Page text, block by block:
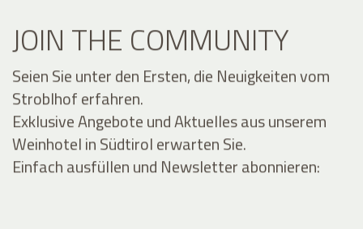
JOIN THE COMMUNITY
Seien Sie unter den Ersten, die Neuigkeiten vom
Stroblhof erfahren.
Exklusive Angebote und Aktuelles aus unserem
Weinhotel in Südtirol erwarten Sie.
Einfach ausfüllen und Newsletter abonnieren: